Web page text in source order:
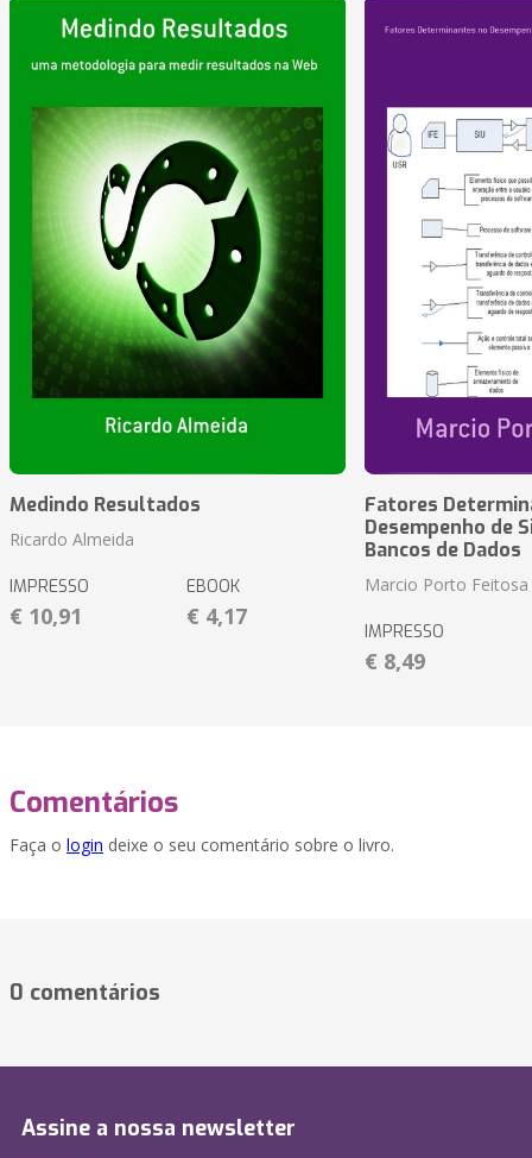
Medindo Resultados
Ricardo Almeida
IMPRESSO
€ 10,91
EBOOK
€ 4,17
Fatores
Desempenho de
Bancos de Dados
Marcio Porto Feitosa
IMPRESSO
€ 8,49
Comentários
Faça o login deixe o seu comentário sobre o livro.
0 comentários
Assine a nossa newsletter